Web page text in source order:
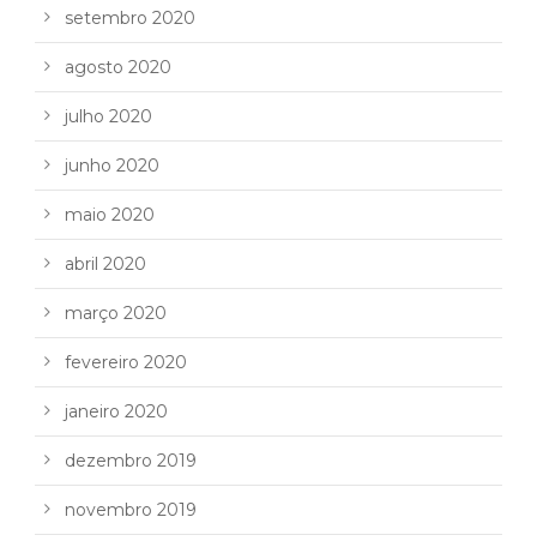
setembro 2020
agosto 2020
julho 2020
junho 2020
maio 2020
abril 2020
março 2020
fevereiro 2020
janeiro 2020
dezembro 2019
novembro 2019